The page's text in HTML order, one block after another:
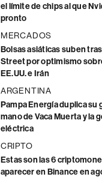
el límite de chips al que
pronto
MERCADOS
Bolsas asiáticas suben
Street por optimismo
EE.UU. e Irán
ARGENTINA
Pampa Energía duplica su
mano de Vaca Muerta y la
eléctrica
CRIPTO
Estas son las 6
aparecer en Binance en